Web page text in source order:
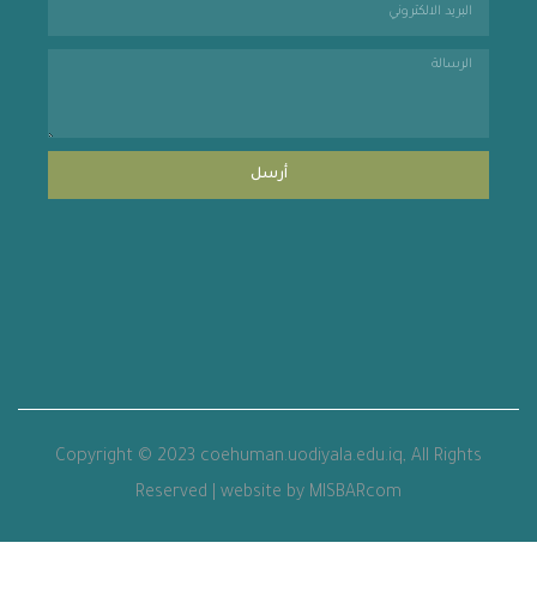
أرسل
Copyright © 2023 coehuman.uodiyala.edu.iq, All Rights
Reserved | website by MISBARcom